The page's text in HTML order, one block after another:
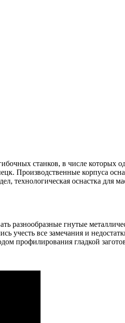
станков, в числе которых
Производственные корпуса
оснастка для
разнообразные гнутые
все замечания и
профилирования гладкой